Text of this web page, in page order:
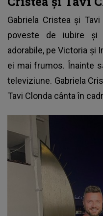
Gabriela Cristea și Tavi
poveste de iubire și
adorabile, pe Victoria și
ei mai frumos. Înainte
televiziune. Gabriela
Tavi Clonda cânta în